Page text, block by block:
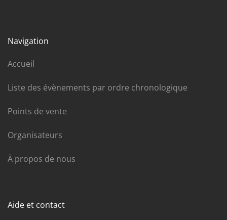
Navigation
Accueil
Liste des évènements par ordre chronologique
Points de vente
Organisateurs
À propos de nous
Aide et contact